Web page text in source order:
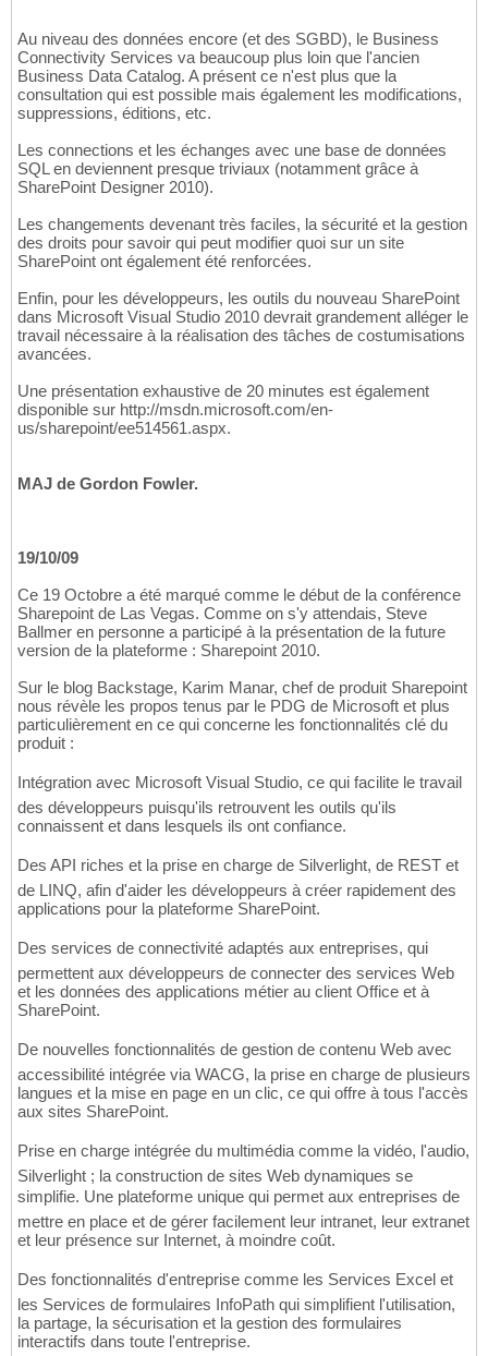
Au niveau des données encore (et des SGBD), le Business
Connectivity Services va beaucoup plus loin que l'ancien
Business Data Catalog. A présent ce n'est plus que la
consultation qui est possible mais également les modifications,
suppressions, éditions, etc.
Les connections et les échanges avec une base de données
SQL en deviennent presque triviaux (notamment grâce à
SharePoint Designer 2010).
Les changements devenant très faciles, la sécurité et la gestion
des droits pour savoir qui peut modifier quoi sur un site
SharePoint ont également été renforcées.
Enfin, pour les développeurs, les outils du nouveau SharePoint
dans Microsoft Visual Studio 2010 devrait grandement alléger le
travail nécessaire à la réalisation des tâches de costumisations
avancées.
Une présentation exhaustive de 20 minutes est également
disponible sur http://msdn.microsoft.com/en-
us/sharepoint/ee514561.aspx.
MAJ de Gordon Fowler.
19/10/09
Ce 19 Octobre a été marqué comme le début de la conférence
Sharepoint de Las Vegas. Comme on s'y attendais, Steve
Ballmer en personne a participé à la présentation de la future
version de la plateforme : Sharepoint 2010.
Sur le blog Backstage, Karim Manar, chef de produit Sharepoint
nous révèle les propos tenus par le PDG de Microsoft et plus
particulièrement en ce qui concerne les fonctionnalités clé du
produit :
Intégration avec Microsoft Visual Studio, ce qui facilite le travail
des développeurs puisqu'ils retrouvent les outils qu'ils
connaissent et dans lesquels ils ont confiance.
Des API riches et la prise en charge de Silverlight, de REST et
de LINQ, afin d'aider les développeurs à créer rapidement des
applications pour la plateforme SharePoint.
Des services de connectivité adaptés aux entreprises, qui
permettent aux développeurs de connecter des services Web
et les données des applications métier au client Office et à
SharePoint.
De nouvelles fonctionnalités de gestion de contenu Web avec
accessibilité intégrée via WACG, la prise en charge de plusieurs
langues et la mise en page en un clic, ce qui offre à tous l'accès
aux sites SharePoint.
Prise en charge intégrée du multimédia comme la vidéo, l'audio,
Silverlight ; la construction de sites Web dynamiques se
simplifie. Une plateforme unique qui permet aux entreprises de
mettre en place et de gérer facilement leur intranet, leur extranet
et leur présence sur Internet, à moindre coût.
Des fonctionnalités d'entreprise comme les Services Excel et
les Services de formulaires InfoPath qui simplifient l'utilisation,
la partage, la sécurisation et la gestion des formulaires
interactifs dans toute l'entreprise.